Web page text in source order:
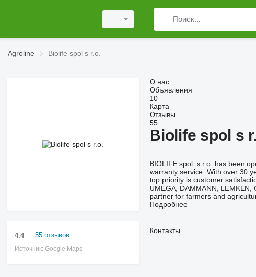
Agroline Biolife spol s r.o.
4.4 55 отзывов
Источник: Google Maps
О нас
Объявления
10
Карта
Отзывы
55
Biolife spol s
BIOLIFE spol. s r.o. has been
warranty service. With over 30
top priority is customer
UMEGA, DAMMANN,
partner for farmers and
Подробнее
Контакты